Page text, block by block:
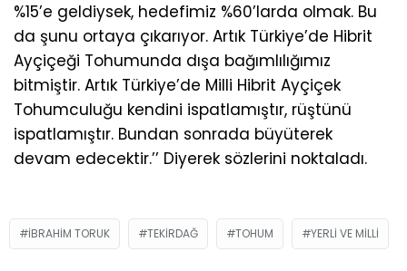
%15’e geldiysek, hedefimiz %60’larda olmak. Bu
da şunu ortaya çıkarıyor. Artık Türkiye’de Hibrit
Ayçiçeği Tohumunda dışa bağımlılığımız
bitmiştir. Artık Türkiye’de Milli Hibrit Ayçiçek
Tohumculuğu kendini ispatlamıştır, rüştünü
ispatlamıştır. Bundan sonrada büyüterek
devam edecektir.’’ Diyerek sözlerini noktaladı.
IBRAHIM TORUK TEKIRDAĞ TOHUM YERLI VE MILLI